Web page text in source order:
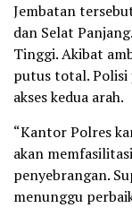
Jembatan
dan Selat
Tinggi. Akibat
putus total. Polisi
akses kedua arah.
“Kantor Polres
akan
penyebrangan.
menunggu